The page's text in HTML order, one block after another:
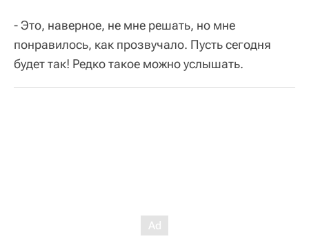
- Это, наверное, не мне решать, но мне
понравилось, как прозвучало. Пусть сегодня
будет так! Редко такое можно услышать.